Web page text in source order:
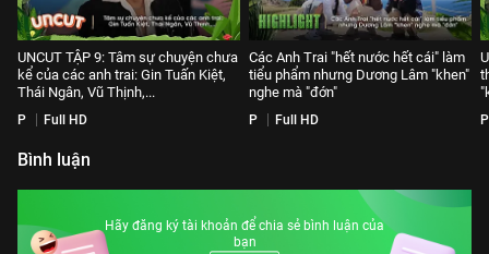
UNCUT TẬP 9: Tâm sự chuyện chưa
kể của các anh trai: Gin Tuấn Kiệt,
Thái Ngân, Vũ Thịnh,...
P Full HD
Các Anh Trai "hết nước hết cái" làm
tiểu phẩm nhưng Dương Lâm "khen"
nghe mà "đớn"
P Full HD P
Bình luận
Hãy đăng ký tài khoản để chia sẻ bình luận của
bạn